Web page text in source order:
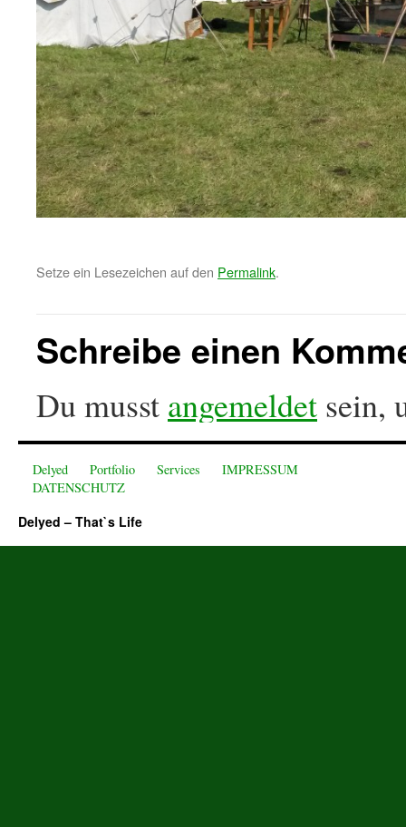
Setze ein Lesezeichen auf den Permalink.
Schreibe einen
Du musst angemeldet sein,
Delyed Portfolio Services
IMPRESSUM
DATENSCHUTZ
Delyed – That`s Life